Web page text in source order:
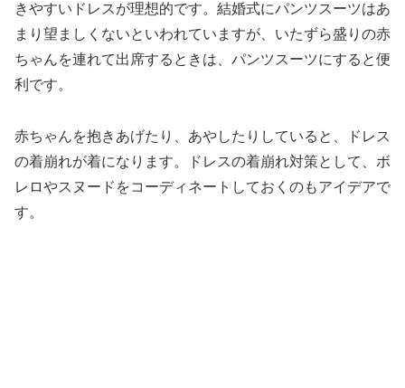
きやすいドレスが理想的です。結婚式にパンツスーツはあ
まり望ましくないといわれていますが、いたずら盛りの赤
ちゃんを連れて出席するときは、パンツスーツにすると便
利です。
赤ちゃんを抱きあげたり、あやしたりしていると、ドレス
の着崩れが着になります。ドレスの着崩れ対策として、ボ
レロやスヌードをコーディネートしておくのもアイデアで
す。